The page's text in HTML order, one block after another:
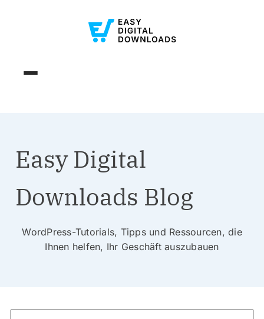
Easy Digital
Downloads Blog
WordPress-Tutorials, Tipps und Ressourcen, die
Ihnen helfen, Ihr Geschäft auszubauen